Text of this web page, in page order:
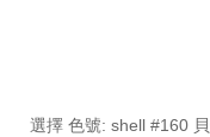
編
變
選擇 色號: shell #160